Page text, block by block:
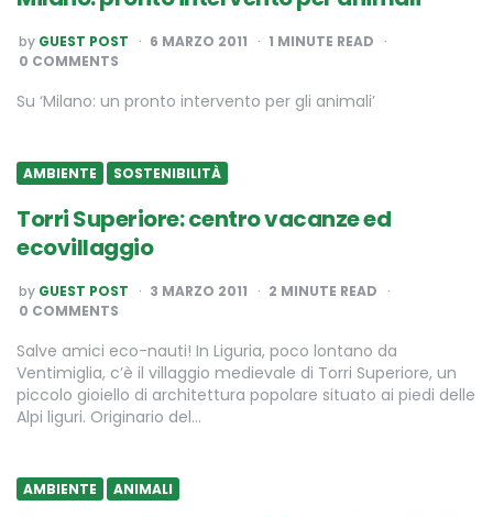
POSTED
BY
by GUEST POST 6 MARZO 2011 1 MINUTE READ
0 COMMENTS
Su ‘Milano: un pronto intervento per gli animali’
AMBIENTE SOSTENIBILITÀ
Torri Superiore: centro vacanze ed
ecovillaggio
POSTED
BY
by GUEST POST 3 MARZO 2011 2 MINUTE READ
0 COMMENTS
Salve amici eco-nauti! In Liguria, poco lontano da
Ventimiglia, c’è il villaggio medievale di Torri Superiore, un
piccolo gioiello di architettura popolare situato ai piedi delle
Alpi liguri. Originario del…
AMBIENTE ANIMALI